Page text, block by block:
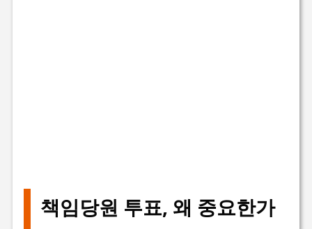
책임당원 투표, 왜 중요한가